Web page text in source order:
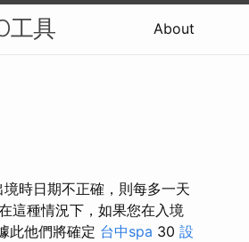
工具 About
時日期不正確，則每多一天
這種情況下，如果您在入境
此他們將確定 台中spa 30 設